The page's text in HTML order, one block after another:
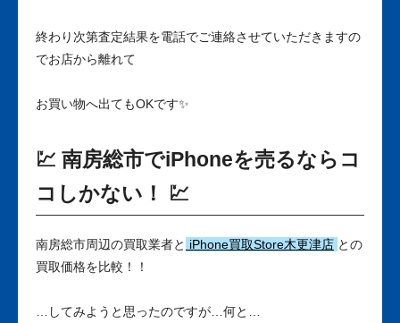
終わり次第査定結果を電話でご連絡させていただきますの
でお店から離れて
お買い物へ出てもOKです✨
💹 南房総市でiPhoneを売るならコ
コしかない！ 💹
南房総市周辺の買取業者と iPhone買取Store木更津店 との
買取価格を比較！！
…してみようと思ったのですが…何と…